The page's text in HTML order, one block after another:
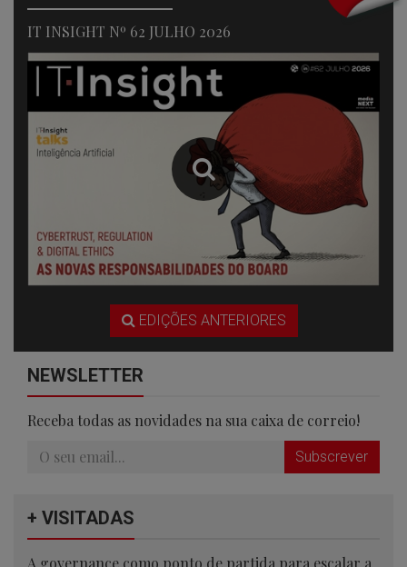
IT INSIGHT Nº 62 JULHO 2026
EDIÇÕES ANTERIORES
NEWSLETTER
Receba todas as novidades na sua caixa de correio!
Subscrever
+ VISITADAS
A governance como ponto de partida para escalar a